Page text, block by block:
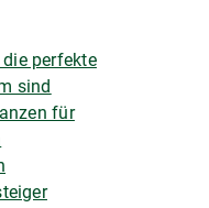
perfekte
sind
für